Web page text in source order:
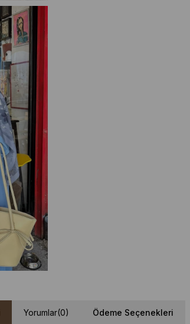
Yorumlar(0) Ödeme Seçenekleri